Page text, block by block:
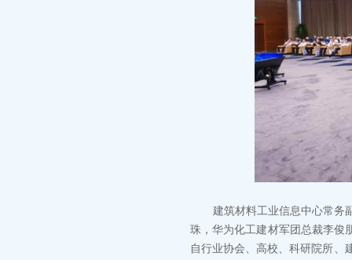
建筑材料工业信息中心常务副
珠，华为化工建材军团总裁李俊
自行业协会、高校、科研院所、